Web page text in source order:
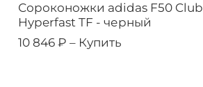
Сороконожки adidas F50 Club
Hyperfast TF - черный
10 846 ₽ – Купить